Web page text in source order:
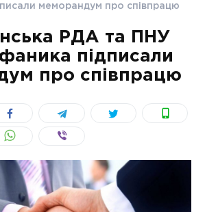
меморандум про співпрацю
РДА та ПНУ
підписали
про співпрацю